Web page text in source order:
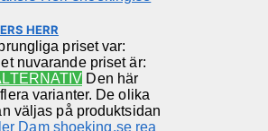
HERR
priset var:
nuvarande priset är:
Den här
varianter. De olika
väljas på produktsidan